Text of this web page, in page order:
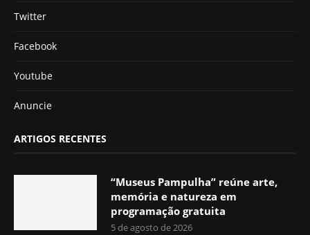
Twitter
Facebook
Youtube
Anuncie
ARTIGOS RECENTES
“Museus Pampulha” reúne arte,
memória e natureza em
programação gratuita
5 de agosto de 2026